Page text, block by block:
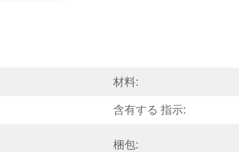
材料:
含有する 指示:
梱包: